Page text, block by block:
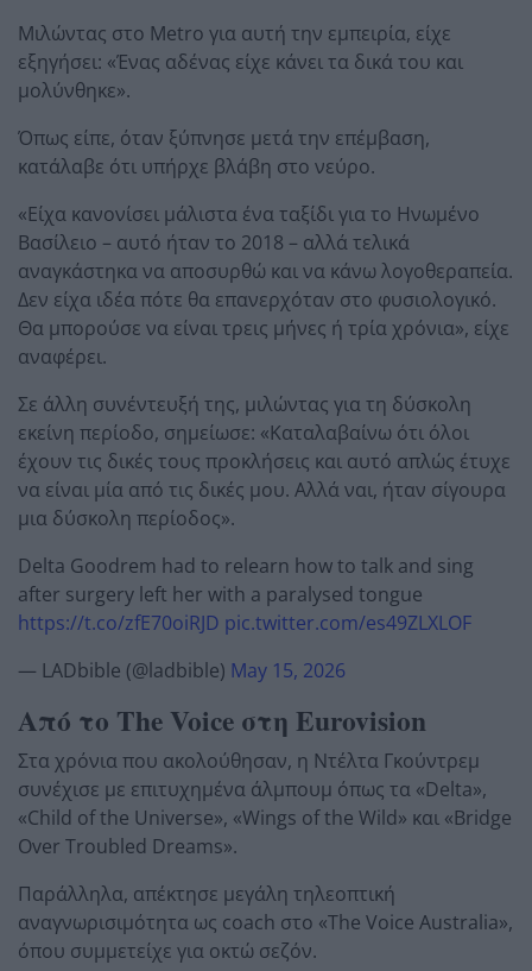
Μιλώντας στο Metro για αυτή την εμπειρία, είχε
εξηγήσει: «Ένας αδένας είχε κάνει τα δικά του και
μολύνθηκε».
Όπως είπε, όταν ξύπνησε μετά την επέμβαση,
κατάλαβε ότι υπήρχε βλάβη στο νεύρο.
«Είχα κανονίσει μάλιστα ένα ταξίδι για το Ηνωμένο
Βασίλειο – αυτό ήταν το 2018 – αλλά τελικά
αναγκάστηκα να αποσυρθώ και να κάνω λογοθεραπεία.
Δεν είχα ιδέα πότε θα επανερχόταν στο φυσιολογικό.
Θα μπορούσε να είναι τρεις μήνες ή τρία χρόνια», είχε
αναφέρει.
Σε άλλη συνέντευξή της, μιλώντας για τη δύσκολη
εκείνη περίοδο, σημείωσε: «Καταλαβαίνω ότι όλοι
έχουν τις δικές τους προκλήσεις και αυτό απλώς έτυχε
να είναι μία από τις δικές μου. Αλλά ναι, ήταν σίγουρα
μια δύσκολη περίοδος».
Delta Goodrem had to relearn how to talk and sing
after surgery left her with a paralysed tongue
https://t.co/zfE70oiRJD pic.twitter.com/es49ZLXLOF
— LADbible (@ladbible) May 15, 2026
Από το The Voice στη Eurovision
Στα χρόνια που ακολούθησαν, η Ντέλτα Γκούντρεμ
συνέχισε με επιτυχημένα άλμπουμ όπως τα «Delta»,
«Child of the Universe», «Wings of the Wild» και «Bridge
Over Troubled Dreams».
Παράλληλα, απέκτησε μεγάλη τηλεοπτική
αναγνωρισιμότητα ως coach στο «The Voice Australia»,
όπου συμμετείχε για οκτώ σεζόν.